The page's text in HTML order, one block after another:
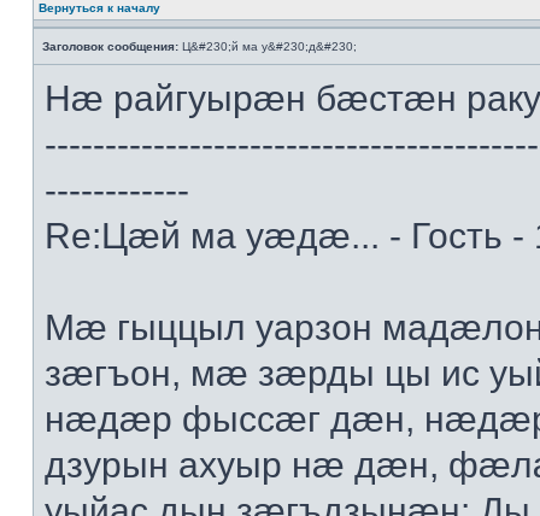
Вернуться к началу
Заголовок сообщения: Ц&#230;й ма у&#230;д&#230;
Нæ райгуырæн бæстæн
------------
Re:Цæй ма уæдæ... - Гость -
Мæ гыццыл уарзон
зæгъон, мæ зæрды цы ис
нæдæр фыссæг дæн, нæдæр
дзурын ахуыр нæ дæн,